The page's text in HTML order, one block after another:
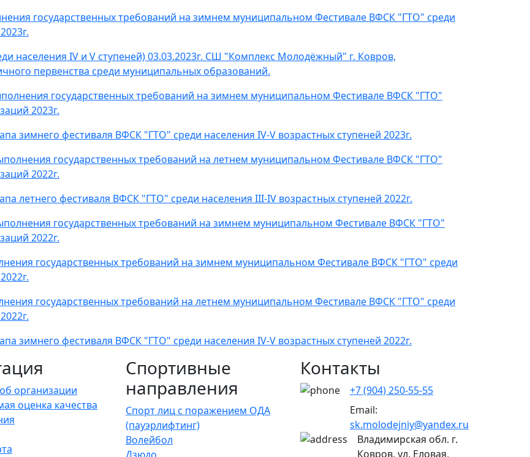
государственных требований на зимнем муниципальном Фестивале ВФСК "ГТО" среди
населения IV и V ступеней) 03.03.2023г. СШ "Комплекс Молодёжный" г. Ковров,
первенства среди муниципальных образований.
государственных требований на зимнем муниципальном Фестивале ВФСК "ГТО"
2023г.
зимнего фестиваля ВФСК "ГТО" среди населения IV-V возрастных ступеней 2023г.
государственных требований на летнем муниципальном Фестивале ВФСК "ГТО"
2022г.
летнего фестиваля ВФСК "ГТО" среди населения III-IV возрастных ступеней 2022г.
государственных требований на зимнем муниципальном Фестивале ВФСК "ГТО"
2022г.
государственных требований на зимнем муниципальном Фестивале ВФСК "ГТО" среди
государственных требований на летнем муниципальном Фестивале ВФСК "ГТО" среди
зимнего фестиваля ВФСК "ГТО" среди населения IV-V возрастных ступеней 2022г.
организации
оценка качества
Спортивные
направления
Спорт лиц с поражением ОДА
(пауэрлифтинг)
Волейбол
Контакты
+7 (904) 250-55-55
Email:
sk.molodejniy@yandex.ru
Владимирская обл. г.
Ковров, ул. Еловая,